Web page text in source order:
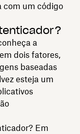
com um código
a
dois fatores,
baseadas
esteja um
Em